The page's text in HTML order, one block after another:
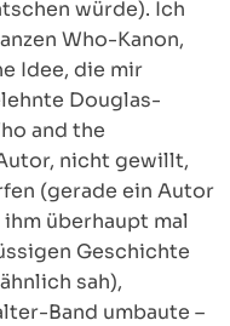
würde). Ich
Who-Kanon,
Idee, die mir
Douglas-
and the
nicht gewillt,
(gerade ein Autor
überhaupt mal
Geschichte
sah),
Band umbaute –